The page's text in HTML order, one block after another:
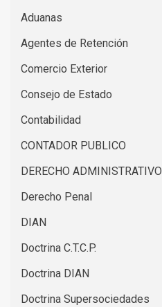
Aduanas
Agentes de Retención
Comercio Exterior
Consejo de Estado
Contabilidad
CONTADOR PUBLICO
DERECHO ADMINISTRATIVO
Derecho Penal
DIAN
Doctrina C.T.C.P.
Doctrina DIAN
Doctrina Supersociedades